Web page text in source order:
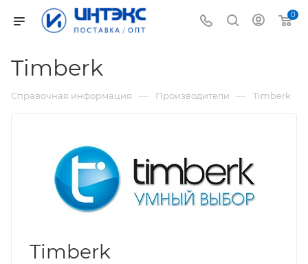
0
Timberk
Справочная информация — Производители — Timberk
Timberk